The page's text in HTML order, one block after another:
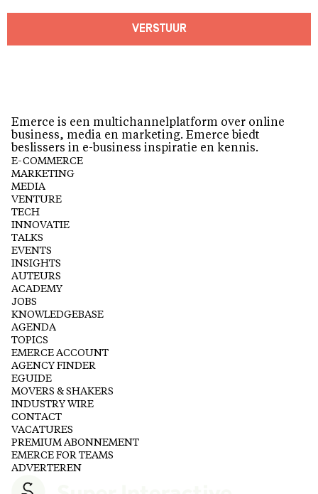
VERSTUUR
Emerce is een multichannelplatform over online
business, media en marketing. Emerce biedt
beslissers in e-business inspiratie en kennis.
E-COMMERCE
MARKETING
MEDIA
VENTURE
TECH
INNOVATIE
TALKS
EVENTS
INSIGHTS
AUTEURS
ACADEMY
JOBS
KNOWLEDGEBASE
AGENDA
TOPICS
EMERCE ACCOUNT
AGENCY FINDER
EGUIDE
MOVERS & SHAKERS
INDUSTRY WIRE
CONTACT
VACATURES
PREMIUM ABONNEMENT
EMERCE FOR TEAMS
ADVERTEREN